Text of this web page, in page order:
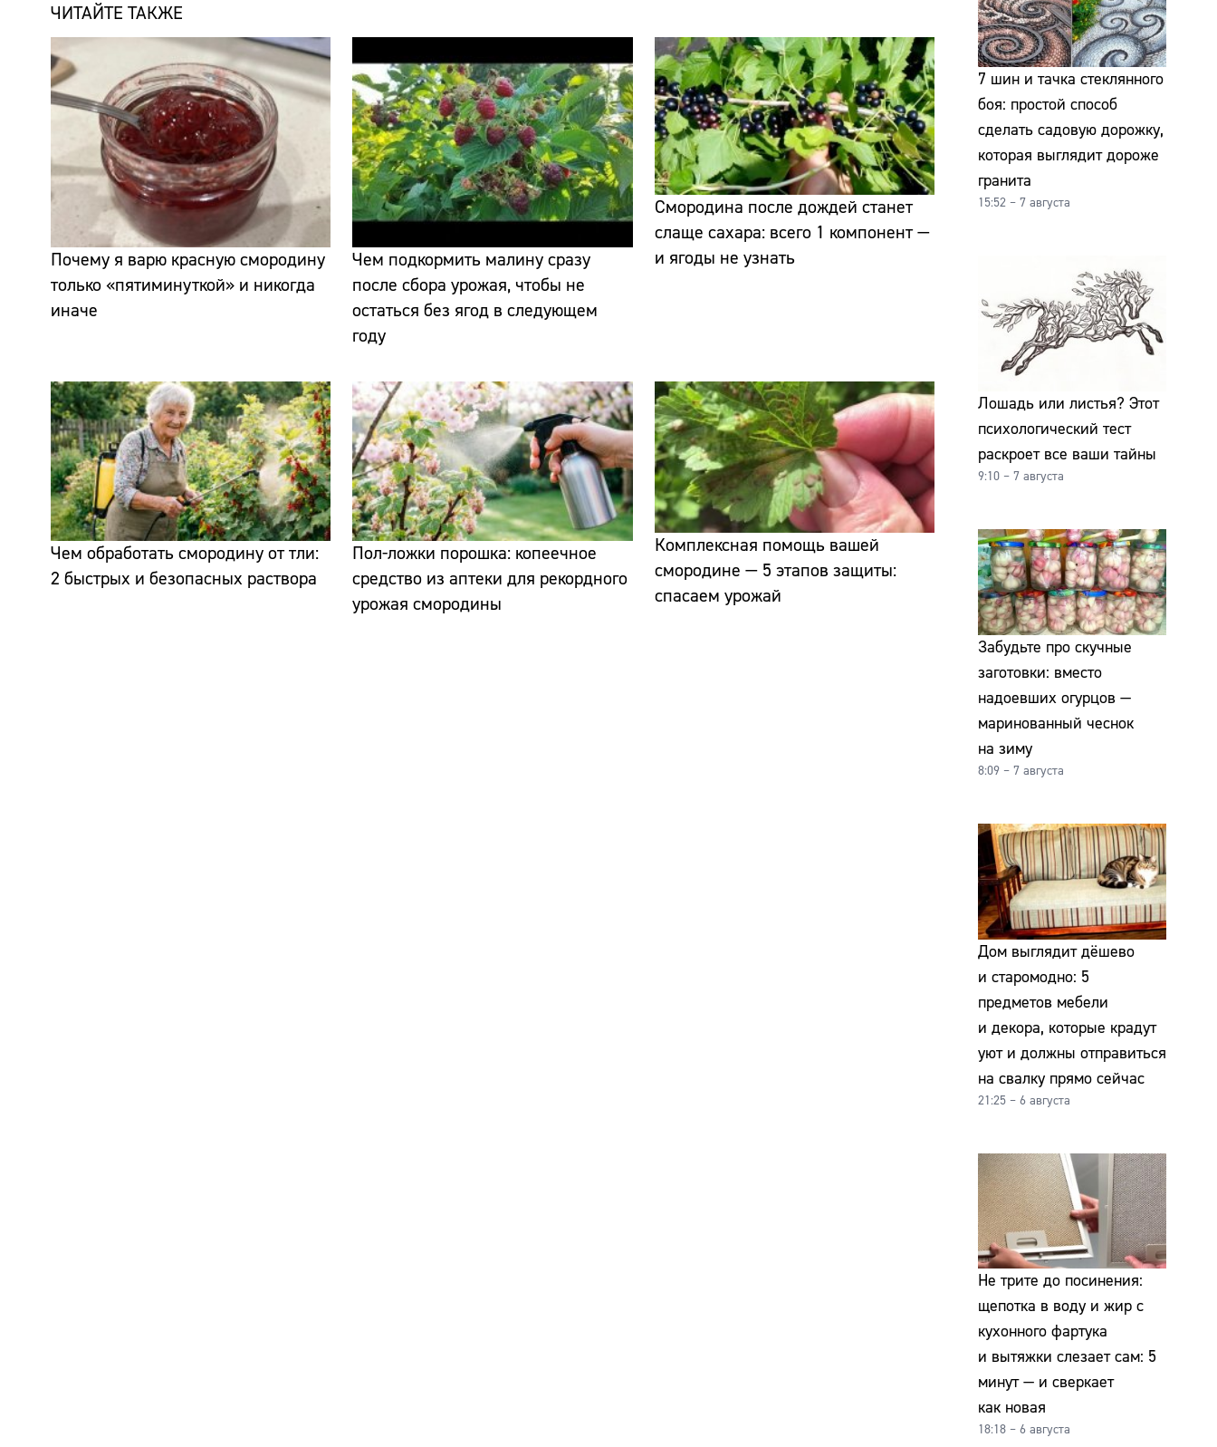
ЧИТАЙТЕ ТАКЖЕ
Почему я варю красную смородину
только «пятиминуткой» и никогда
иначе
Чем подкормить малину сразу
после сбора урожая, чтобы не
остаться без ягод в следующем
году
Смородина после дождей станет
слаще сахара: всего 1 компонент —
и ягоды не узнать
Чем обработать смородину от тли:
2 быстрых и безопасных раствора
Пол-ложки порошка: копеечное
средство из аптеки для рекордного
урожая смородины
Комплексная помощь вашей
смородине — 5 этапов защиты:
спасаем урожай
7 шин и тачка стеклянного
боя: простой способ
сделать садовую дорожку,
которая выглядит дороже
гранита
15:52 – 7 августа
Лошадь или листья? Этот
психологический тест
раскроет все ваши тайны
9:10 – 7 августа
Забудьте про скучные
заготовки: вместо
надоевших огурцов —
маринованный чеснок
на зиму
8:09 – 7 августа
Дом выглядит дёшево
и старомодно: 5
предметов мебели
и декора, которые крадут
уют и должны отправиться
на свалку прямо сейчас
21:25 – 6 августа
Не трите до посинения:
щепотка в воду и жир с
кухонного фартука
и вытяжки слезает сам: 5
минут — и сверкает
как новая
18:18 – 6 августа
Сайт:
Адрес:
Телефон: